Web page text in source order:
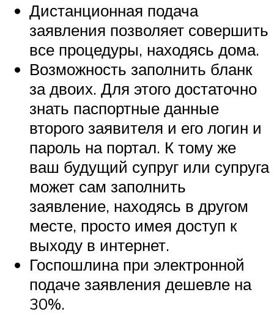
Дистанционная подача
заявления позволяет совершить
все процедуры, находясь дома.
Возможность заполнить бланк
за двоих. Для этого достаточно
знать паспортные данные
второго заявителя и его логин и
пароль на портал. К тому же
ваш будущий супруг или супруга
может сам заполнить
заявление, находясь в другом
месте, просто имея доступ к
выходу в интернет.
Госпошлина при электронной
подаче заявления дешевле на
30%.